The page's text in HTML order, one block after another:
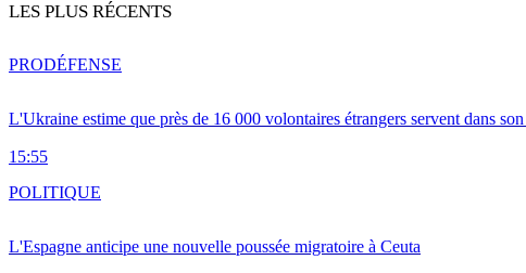
LES PLUS RÉCENTS
L'Ukraine estime que près de 16 000 volontaires étrangers servent dans
15:55
PRODÉFENSE
L'Espagne anticipe une nouvelle poussée migratoire à Ceuta
POLITIQUE